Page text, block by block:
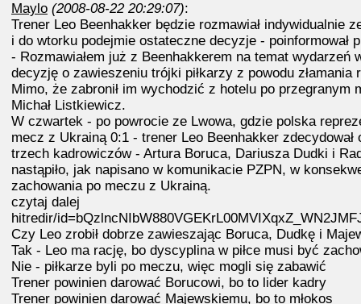
Maylo (2008-08-22 20:29:07):
Trener Leo Beenhakker będzie rozmawiał indywidualnie
i do wtorku podejmie ostateczne decyzje - poinformował
- Rozmawiałem już z Beenhakkerem na temat wydarzeń
decyzję o zawieszeniu trójki piłkarzy z powodu złamania
Mimo, że zabronił im wychodzić z hotelu po przegranym
Michał Listkiewicz.
W czwartek - po powrocie ze Lwowa, gdzie polska
mecz z Ukrainą 0:1 - trener Leo Beenhakker
trzech kadrowiczów - Artura Boruca, Dariusza Dudki i
nastąpiło, jak napisano w komunikacie PZPN, w
zachowania po meczu z Ukrainą.
czytaj dalej
hitredir/
Czy Leo zrobił dobrze zawieszając Boruca, Dudkę i
Tak - Leo ma rację, bo dyscyplina w piłce musi być
Nie - piłkarze byli po meczu, więc mogli się zabawić
Trener powinien darować Borucowi, bo to lider kadry
Trener powinien darować Majewskiemu, bo to młokos